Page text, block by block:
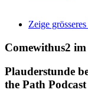
Zeige
Comewithus2
Plauderstunde
the Path Podcast